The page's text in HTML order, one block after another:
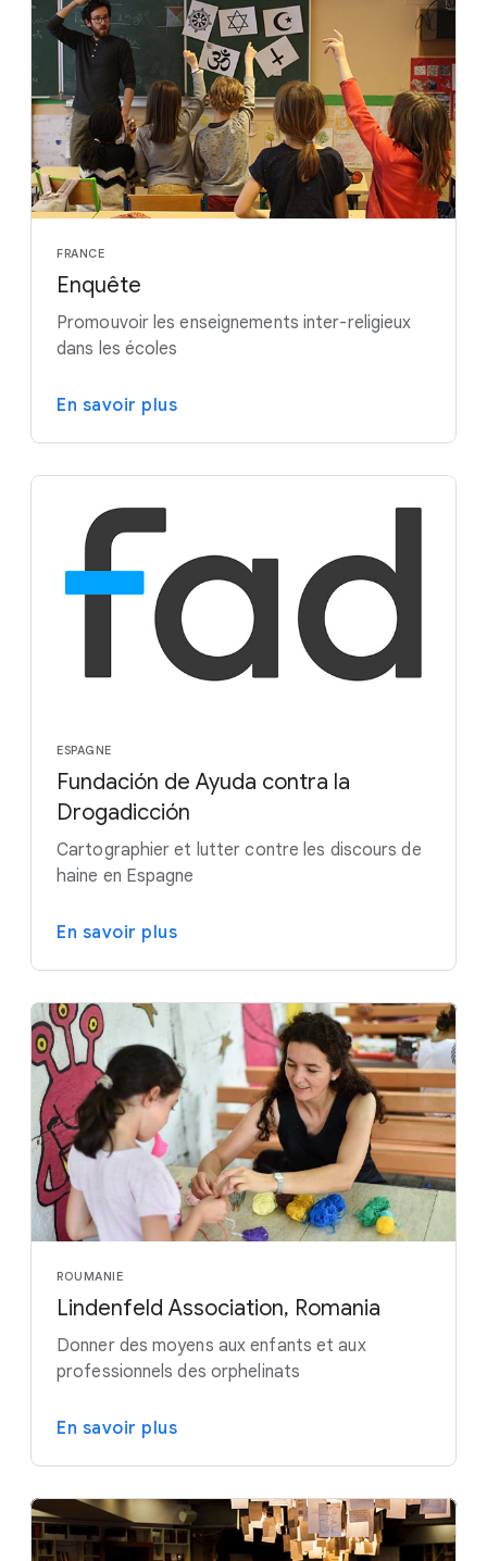
FRANCE
Enquête
Promouvoir les enseignements inter-religieux
dans les écoles
En savoir plus
ESPAGNE
Fundación de Ayuda contra la
Drogadicción
Cartographier et lutter contre les discours de
haine en Espagne
En savoir plus
ROUMANIE
Lindenfeld Association, Romania
Donner des moyens aux enfants et aux
professionnels des orphelinats
En savoir plus